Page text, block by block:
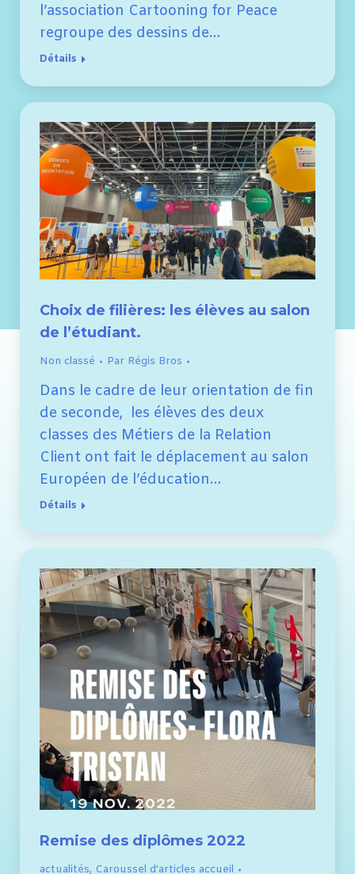
l’association Cartooning for Peace
regroupe des dessins de…
Détails
Choix de filières: les élèves au salon
de l’étudiant.
Non classé Par Régis Bros
Dans le cadre de leur orientation de fin
de seconde, les élèves des deux
classes des Métiers de la Relation
Client ont fait le déplacement au salon
Européen de l’éducation…
Détails
Remise des diplômes 2022
actualités, Caroussel d'articles accueil